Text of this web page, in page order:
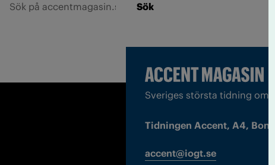
Sök
Sveriges största tidning om
Tidningen Accent, A4,
accent@iogt.se